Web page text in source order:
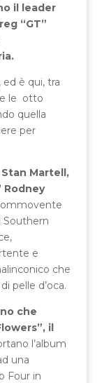
il leader
“GT”
ed è qui, tra
le otto
quella
per
Martell,
Rodney
Southern
e
che
pelle d’oca.
che
il
l’album
una
Four in